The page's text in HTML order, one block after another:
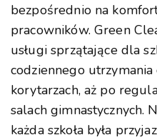
bezpośrednio na
pracowników. Green
usługi sprzątające dla
codziennego utrzymania
korytarzach, aż po
salach gimnastycznych.
każda szkoła była